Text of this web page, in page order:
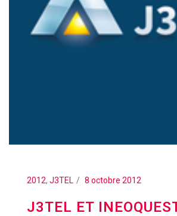
2012, J3TEL 8 octobre 2012
J3TEL ET